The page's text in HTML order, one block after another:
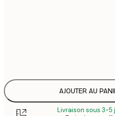
AJOUTER AU
Livraison sous 3-5